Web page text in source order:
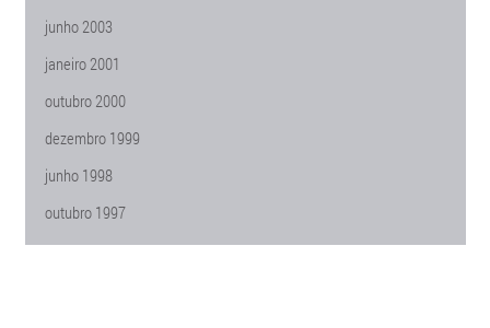
junho 2003
janeiro 2001
outubro 2000
dezembro 1999
junho 1998
outubro 1997